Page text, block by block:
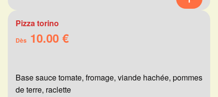
Pizza torino
Dès 10.00 €
Base sauce tomate, fromage, viande hachée, pommes
de terre, raclette